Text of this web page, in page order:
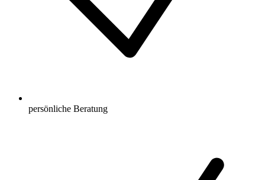
persönliche Beratung